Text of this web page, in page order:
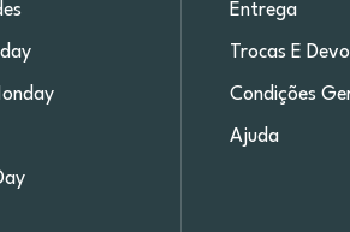
Entrega
Trocas E
Condições
Ajuda